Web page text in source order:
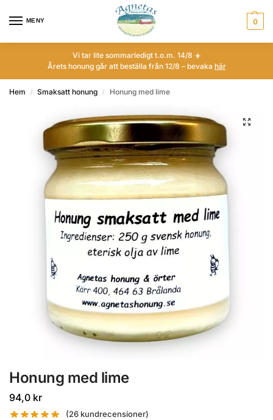
MENY 0
Vi tar lite sommarledigt t.o.m. 14/8 ☀️
Årets honung går att beställa från 12/8 – bevaka här
Hem / Smaksatt honung / Honung med lime
Honung med lime
94,0 kr
(26 kundrecensioner)